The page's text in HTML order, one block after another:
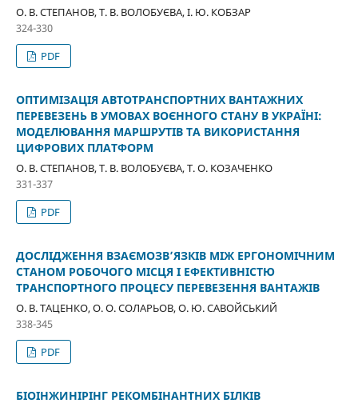
О. В. СТЕПАНОВ, Т. В. ВОЛОБУЄВА, І. Ю. КОБЗАР
324-330
PDF
ОПТИМІЗАЦІЯ АВТОТРАНСПОРТНИХ ВАНТАЖНИХ
ПЕРЕВЕЗЕНЬ В УМОВАХ ВОЄННОГО СТАНУ В УКРАЇНІ:
МОДЕЛЮВАННЯ МАРШРУТІВ ТА ВИКОРИСТАННЯ
ЦИФРОВИХ ПЛАТФОРМ
О. В. СТЕПАНОВ, Т. В. ВОЛОБУЄВА, Т. О. КОЗАЧЕНКО
331-337
PDF
ДОСЛІДЖЕННЯ ВЗАЄМОЗВ’ЯЗКІВ МІЖ ЕРГОНОМІЧНИМ
СТАНОМ РОБОЧОГО МІСЦЯ І ЕФЕКТИВНІСТЮ
ТРАНСПОРТНОГО ПРОЦЕСУ ПЕРЕВЕЗЕННЯ ВАНТАЖІВ
О. В. ТАЦЕНКО, О. О. СОЛАРЬОВ, О. Ю. САВОЙСЬКИЙ
338-345
PDF
БІОІНЖИНІРІНГ РЕКОМБІНАНТНИХ БІЛКІВ